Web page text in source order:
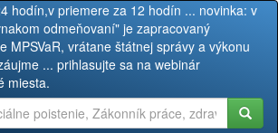
hodín,v priemere za 12 hodín ... novinka: v
odmeňovaní" je zapracovaný
MPSVaR, vrátane štátnej správy a výkonu
... prihlasujte sa na webinár
miesta.